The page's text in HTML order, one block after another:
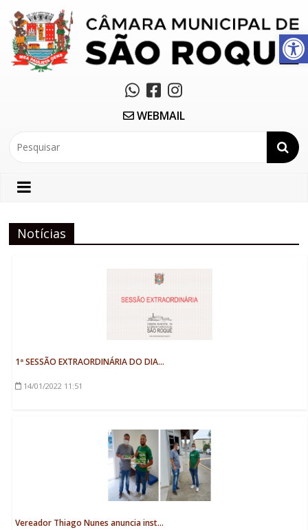
Abrir a barra de ferramentas
WEBMAIL
Notícias
1ª SESSÃO EXTRAORDINÁRIA DO DIA...
14/01/2022 11:51
Vereador Thiago Nunes anuncia inst...